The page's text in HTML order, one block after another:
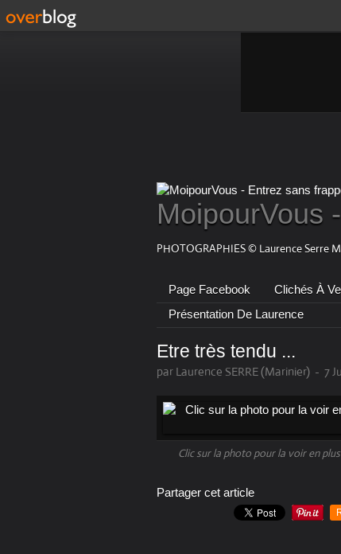
MoipourVous
PHOTOGRAPHIES © Laurence Serre
Page Facebook Clichés À
Présentation De Laurence
Etre très tendu ...
par Laurence SERRE (Marinier) - 7
Clic sur la photo pour la voir en
Partager cet article